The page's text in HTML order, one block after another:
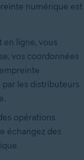
numérique est
ligne, vous
vos coordonnées
les distributeurs
opérations
échangez des